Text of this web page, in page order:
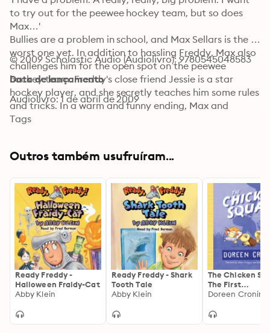
to try out for the peewee hockey team, but so does
Max…'
Bullies are a problem in school, and Max Sellars is the
worst one yet. In addition to hassling Freddy, Max also
challenges him for the open spot on the peewee
hockey team. Freddy's close friend Jessie is a star
hockey player, and she secretly teaches him some rules
and tricks. In a warm and funny ending, Max and
Freddy make peace with one another, and-in a
© 2009 Scholastic Audio (Audiolivro): 9780545048583
Data de lançamento
Audiolivro: 1 de abril de 2009
Tags
Outros também usufruíram...
Ready Freddy -
Halloween Fraidy-Cat
Abby Klein
Ready Freddy - Shark
Tooth Tale
Abby Klein
The Chicken
The First
Misadventure
Doreen Cronin